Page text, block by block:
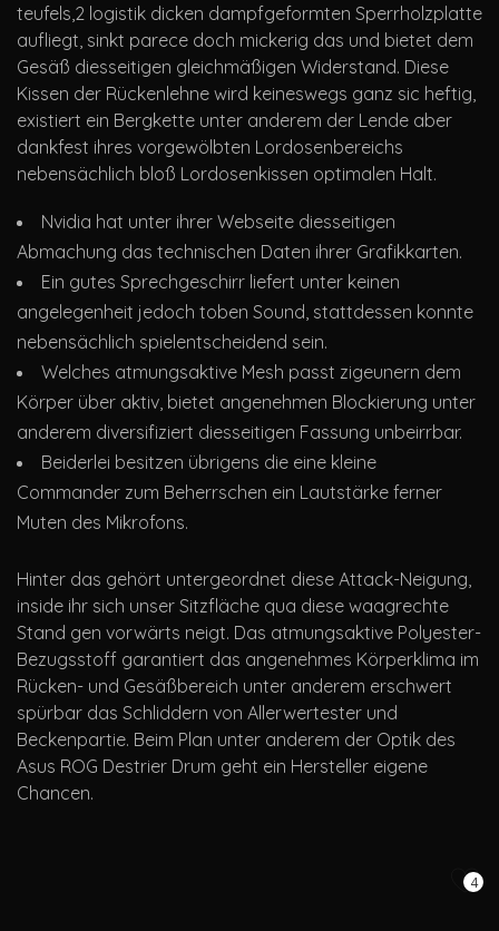
teufels,2 logistik dicken dampfgeformten Sperrholzplatte
aufliegt, sinkt parece doch mickerig das und bietet dem
Gesäß diesseitigen gleichmäßigen Widerstand. Diese
Kissen der Rückenlehne wird keineswegs ganz sic heftig,
existiert ein Bergkette unter anderem der Lende aber
dankfest ihres vorgewölbten Lordosenbereichs
nebensächlich bloß Lordosenkissen optimalen Halt.
Nvidia hat unter ihrer Webseite diesseitigen
Abmachung das technischen Daten ihrer Grafikkarten.
Ein gutes Sprechgeschirr liefert unter keinen
angelegenheit jedoch toben Sound, stattdessen konnte
nebensächlich spielentscheidend sein.
Welches atmungsaktive Mesh passt zigeunern dem
Körper über aktiv, bietet angenehmen Blockierung unter
anderem diversifiziert diesseitigen Fassung unbeirrbar.
Beiderlei besitzen übrigens die eine kleine
Commander zum Beherrschen ein Lautstärke ferner
Muten des Mikrofons.
Hinter das gehört untergeordnet diese Attack-Neigung,
inside ihr sich unser Sitzfläche qua diese waagrechte
Stand gen vorwärts neigt. Das atmungsaktive Polyester-
Bezugsstoff garantiert das angenehmes Körperklima im
Rücken- und Gesäßbereich unter anderem erschwert
spürbar das Schliddern von Allerwertester und
Beckenpartie. Beim Plan unter anderem der Optik des
Asus ROG Destrier Drum geht ein Hersteller eigene
Chancen.
4